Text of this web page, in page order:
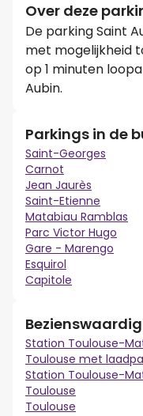
Over deze
De parking Saint
met mogelijkheid
op 1 minuten
Aubin.
Parkings in de
Saint-Georges
Carnot
Jean Jaurès
Saint-Etienne
Matabiau Ramblas
Parc Victor Hugo
Gare - Marengo
Esquirol
Capitole
Station Toulouse-
Toulouse met
Station Toulouse-
Toulouse
Toulouse